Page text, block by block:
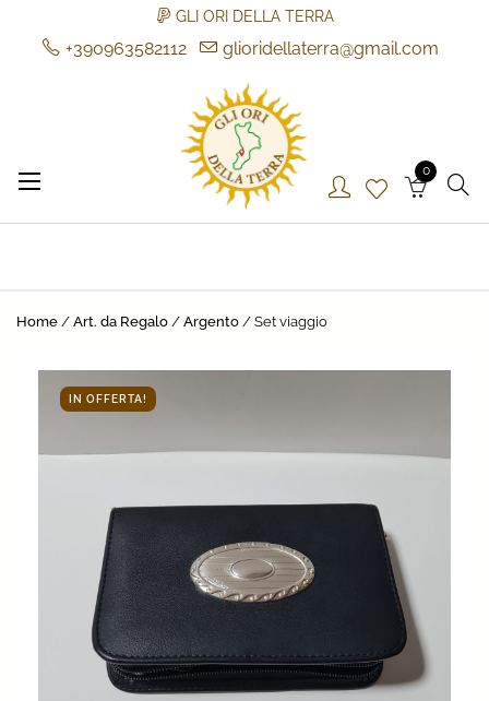
GLI ORI DELLA TERRA
+390963582112
glioridellaterra@gmail.com
Gli Ori della Terra
Gli Ori della Terra
0
Home / Art. da Regalo / Argento / Set viaggio
IN OFFERTA!